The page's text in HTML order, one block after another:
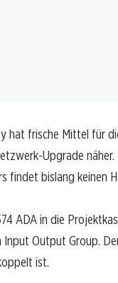
hat frische Mittel für
Upgrade
findet bislang keinen
ADA in die
Output Group.
ist.